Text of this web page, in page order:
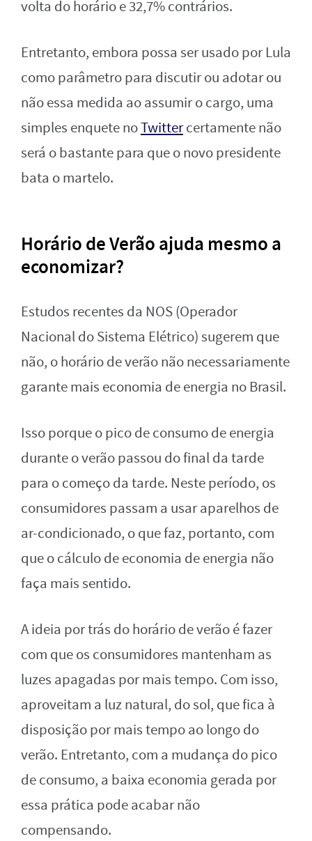
volta do horário e 32,7% contrários.
Entretanto, embora possa ser usado por Lula
como parâmetro para discutir ou adotar ou
não essa medida ao assumir o cargo, uma
simples enquete noTwittercertamente não
será o bastante para que o novo presidente
bata o martelo.
Horário de Verão ajuda mesmo a
economizar?
Estudos recentes da NOS (Operador
Nacional do Sistema Elétrico) sugerem que
não, o horário de verão não necessariamente
garante mais economia de energia no Brasil.
Isso porque o pico de consumo de energia
durante o verão passou do final da tarde
para o começo da tarde. Neste período, os
consumidores passam a usar aparelhos de
ar-condicionado, o que faz, portanto, com
que o cálculo de economia de energia não
faça mais sentido.
A ideia por trás do horário de verão é fazer
com que os consumidores mantenham as
luzes apagadas por mais tempo. Com isso,
aproveitam a luz natural, do sol, que fica à
disposição por mais tempo ao longo do
verão. Entretanto, com a mudança do pico
de consumo, a baixa economia gerada por
essa prática pode acabar não
compensando.